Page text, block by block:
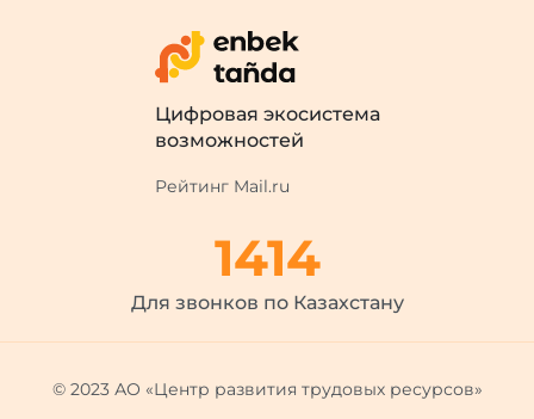
Цифровая экосистема
возможностей
Рейтинг Mail.ru
1414
Для звонков по Казахстану
© 2023 АО «Центр развития трудовых ресурсов»